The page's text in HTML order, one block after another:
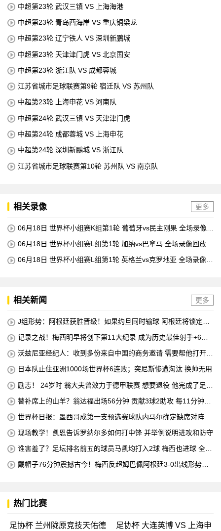
中超第23轮 武汉三镇 VS 上海海港
中超第23轮 青岛西海岸 VS 重庆铜梁龙
中超第23轮 辽宁铁人 VS 深圳新鵬城
中超第23轮 天津津门虎 VS 北京国安
中超第23轮 浙江队 VS 成都蓉城
江苏省城市足球联赛第9轮 宿迁队 VS 苏州队
中超第23轮 上海申花 VS 河南队
中超第24轮 武汉三镇 VS 天津津门虎
中超第24轮 成都蓉城 VS 上海申花
中超第24轮 深圳新鵬城 VS 浙江队
江苏省城市足球联赛第10轮 苏州队 VS 南京队
相关录像 更多
06月18日 世界杯小组赛K组第1轮 葡萄牙vs民主刚果 全场录像回
06月18日 世界杯小组赛L组第1轮 加纳vs巴拿马 全场录像回放
06月18日 世界杯小组赛L组第1轮 英格兰vs克罗地亚 全场录像回
相关新闻 更多
J组形势：阿根廷获胜晋级！如果约旦同时输球 阿根廷将锁定榜
记录之战！梅西明早将创下第11大纪录 成为历史最佳射手+6次
沃兹尼亚经纪人：收到多份来自中国的商务邀请 需要帮他打开中
日本队止住亚洲1000场世界杯6连败；突尼斯惨遭淘汰 换帅无用
励志！ 24岁时 翁大夫曾效力于德甲联赛 想要退役 他完成了足球
替补席上的山羊？翁达福出场56分钟 贡献3球2助攻 每11分钟参
世界杯日报：墨西哥成第一支预选赛球队内马尔确定缺席对阵海
现场教学！凯恩告诉罗纳尔多如何打中锋 并举例说明进攻和防守
谁害羞了？足坛排名前五的球员马凯均打入2球 梅西也进球 全场
戴帽子76分钟震撼古今！梅西反超姆巴佩阿根廷3-0出线形势看
热门比赛
足协杯 兰州陇原竞技天佑德
足协杯 大连英博 VS 上海申